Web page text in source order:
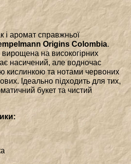
і аромат справжньої
Origins Colombia.
на високогірних
насичений, але водночас
кислинкою та нотами червоних
Ідеально підходить для тих,
букет та чистий